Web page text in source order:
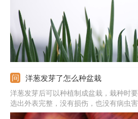
洋葱发芽了怎么种盆栽
洋葱发芽后可以种植制成盆栽，栽种时
选出外表完整，没有损伤，也没有病虫
掉。将洋葱从中间部分切开，不要损伤